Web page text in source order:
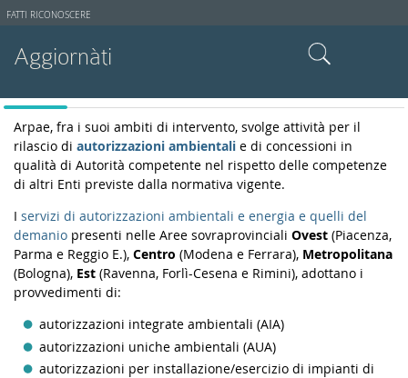
Strumenti
FATTI RICONOSCERE
Aggiornàti
Cerca nel sito
Ricerca avanzata…
Arpae, fra i suoi ambiti di intervento, svolge attività per il
rilascio di autorizzazioni ambientalie di concessioni in
qualità di Autorità competente nel rispetto delle competenze
di altri Enti previste dalla normativa vigente.
I servizi di autorizzazioni ambientali e energia e quelli del
demaniopresenti nelle Aree sovraprovinciali Ovest(Piacenza,
Parma e Reggio E.), Centro (Modena e Ferrara), Metropolitana
(Bologna), Est(Ravenna, Forlì-Cesena e Rimini), adottano i
provvedimenti di:
autorizzazioni integrate ambientali (AIA)
autorizzazioni uniche ambientali (AUA)
autorizzazioni per installazione/esercizio di impianti di